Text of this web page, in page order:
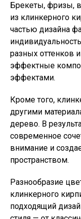
Брекеты, фризы,
из клинкерного
частью дизайна
разных оттенков
эффектные
эффектами.
Кроме того,
другими
дерево. В
современное
внимание и
пространством.
Разнообразие
клинкерного
подходящий